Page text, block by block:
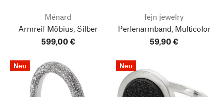
Ménard
Armreif Möbius, Silber
599,00 €
fejn jewelry
Perlenarmband, Multicolor
59,90 €
Neu Neu